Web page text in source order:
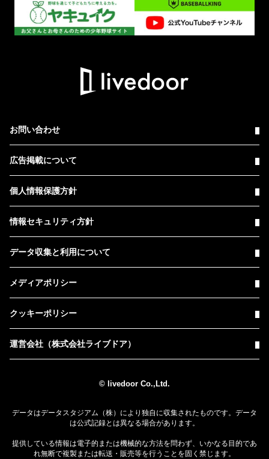
お問い合わせ
広告掲載について
個人情報保護方針
情報セキュリティ方針
データ収集と利用について
メディアポリシー
クッキーポリシー
運営会社（株式会社ライブドア）
© livedoor Co.,Ltd.
データはデータスタジアム（株）により独自に収集されたものです。データ
は公式記録とは異なる場合があります。
提供している情報は電子的または機械的な方法を問わず、いかなる目的であ
れ無断で複製または転送・販売等を行うことを固く禁じます。